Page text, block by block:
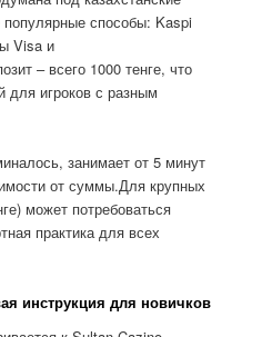
способы: Kaspi
Visa и
– всего 1000 тенге, что
для игроков с разным
занимает от 5 минут
от суммы.Для крупных
может потребоваться
практика для всех
инструкция для новичков